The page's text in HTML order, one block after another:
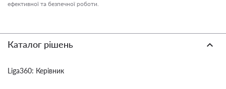
ефективної та безпечної роботи.
Каталог рішень
Liga360: Керівник